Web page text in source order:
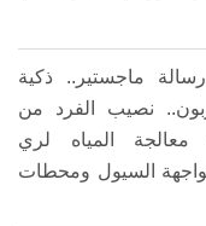
ماجستير.. ذكية
نصيب الفرد من
15م2 محطات معالجة المياه لري
السيول ومحطات